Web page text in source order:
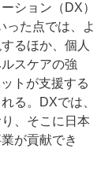
ション（DX）
った点では、よ
るほか、個人
スケアの強
トが支援する
る。DXでは、
、そこに日本
が貢献でき